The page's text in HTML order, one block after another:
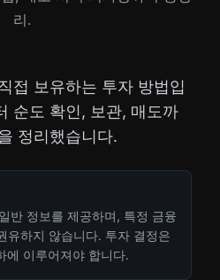
리.
접 보유하는 투자 방법입
순도 확인, 보관, 매도까
정리했습니다.
반 정보를 제공하며, 특정 금융
유하지 않습니다. 투자 결정은
에 이루어져야 합니다.